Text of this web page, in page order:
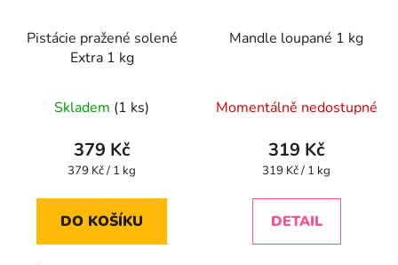
Pistácie pražené solené
Extra 1 kg
hodnocení
produktu
je
z
Skladem (1 ks)
379 Kč
Měrná
379 Kč / 1 kg
DO KOŠÍKU
Mandle loupané 1 kg
hodnocení
produktu
je
z
Momentálně nedostupné
319 Kč
Měrná
319 Kč / 1 kg
DETAIL